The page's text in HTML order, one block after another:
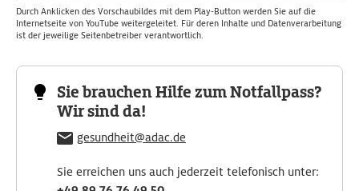
Durch Anklicken des Vorschaubildes mit dem Play-Button werden Sie auf die
Internetseite von YouTube weitergeleitet. Für deren Inhalte und Datenverarbeitung
ist der jeweilige Seitenbetreiber verantwortlich.
Sie brauchen Hilfe zum Notfallpass?
Wir sind da!
gesundheit@adac.de
Sie erreichen uns auch jederzeit telefonisch unter: